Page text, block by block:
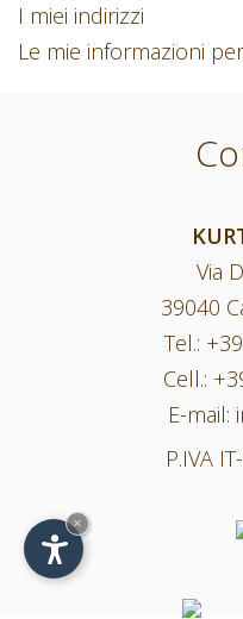
I miei indirizzi
Le mie informazioni
Via
39040
Tel.:
Cell.:
E-mail:
P.IVA
×